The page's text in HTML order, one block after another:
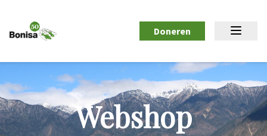
Doneren
Webshop